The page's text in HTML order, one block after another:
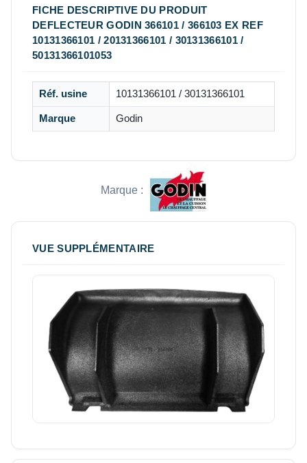
FICHE DESCRIPTIVE DU PRODUIT
DEFLECTEUR GODIN 366101 / 366103 EX REF
10131366101 / 20131366101 / 30131366101 /
50131366101053
Réf. usine 10131366101 / 30131366101
Marque Godin
Marque :
VUE SUPPLÉMENTAIRE